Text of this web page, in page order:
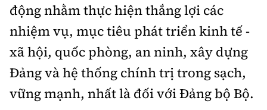
động nhằm thực hiện thắng lợi các
nhiệm vụ, mục tiêu phát triển kinh tế -
xã hội, quốc phòng, an ninh, xây dựng
Đảng và hệ thống chính trị trong sạch,
vững mạnh, nhất là đối với Đảng bộ Bộ.